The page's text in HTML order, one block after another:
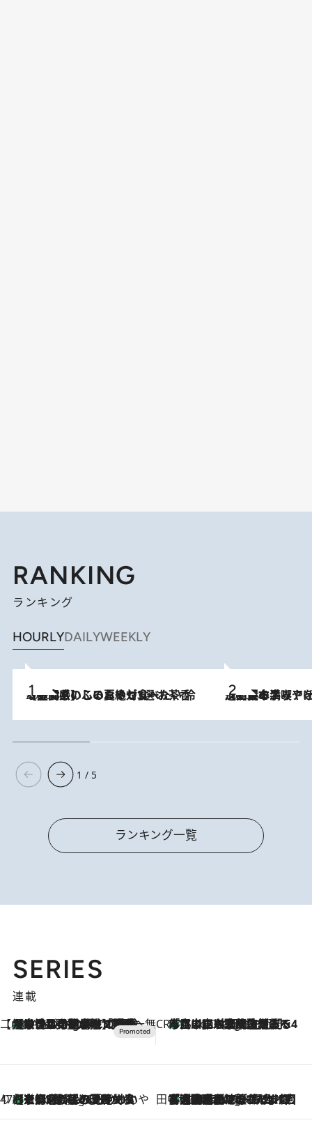
RANKING
ランキング
HOURLYDAILYWEEKLY
2026.8.5
【静岡県】この夏絶対食べたい 冷やしておいしいおやつ3選 お茶香る生食感のふるふるゼリー 2026.8.5
【西日本エリアを総まとめ】 47都道府県の手みやげ ひんやりスイーツで夏を満喫
1 / 5
ランキング一覧
SERIES
連載
【CREA×星野リゾート】唯一無二。癒しと発見が待つ場所へ
1 Hour Ago
【トンボの足水浴】ヒノキの香りに包まれて涼感マックス！約13℃の湧水かけ流しを避暑地「星野温泉 トンボの湯」で体験 CREA'S CHOICE
3 Hours Ago
「立川にも歌舞伎があるんだよ」 片岡仁左衛門・市川中車ら豪華座組みで4年目の立川立飛歌舞伎へ
47都道府県の手みやげ ひんやりスイーツで夏を満喫
3 Hours Ago
【京都府】この夏絶対食べたい 冷やしておいしいおやつ3選 ひと口目から心を掴む新緑のテリーヌ 田中稲の勝手に再ブーム
8 Hours Ago
「湘南乃風に憧れて」観客大盛上がりの“タオル回し”に、ラッパー顔負けの高速歌唱まで…さだまさし（74）のアグレッシブすぎる現在地